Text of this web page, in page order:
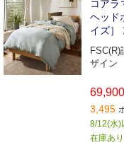
コアラ
ヘッド
イズ］
ザイン
69,900
3,495
8/12(水)
在庫あり